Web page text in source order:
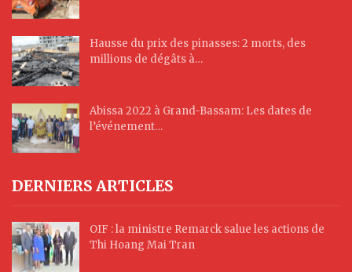
Hausse du prix des pinasses: 2 morts, des
millions de dégâts à…
Abissa 2022 à Grand-Bassam: Les dates de
l’événement…
DERNIERS ARTICLES
OIF : la ministre Remarck salue les actions de
Thi Hoang Mai Tran